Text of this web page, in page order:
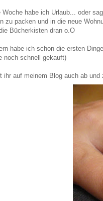
Woche habe ich Urlaub... oder
zu packen und in die neue
Bücherkisten dran o.O
habe ich schon die ersten
noch schnell gekauft)
ihr auf meinem Blog auch ab